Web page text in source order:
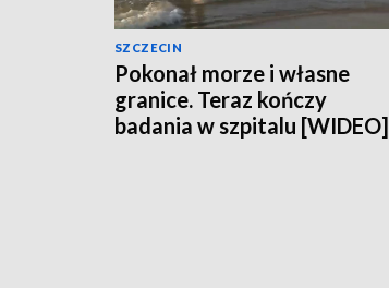
SZCZECIN
Pokonał morze i własne
granice. Teraz kończy
badania w szpitalu [WIDEO]